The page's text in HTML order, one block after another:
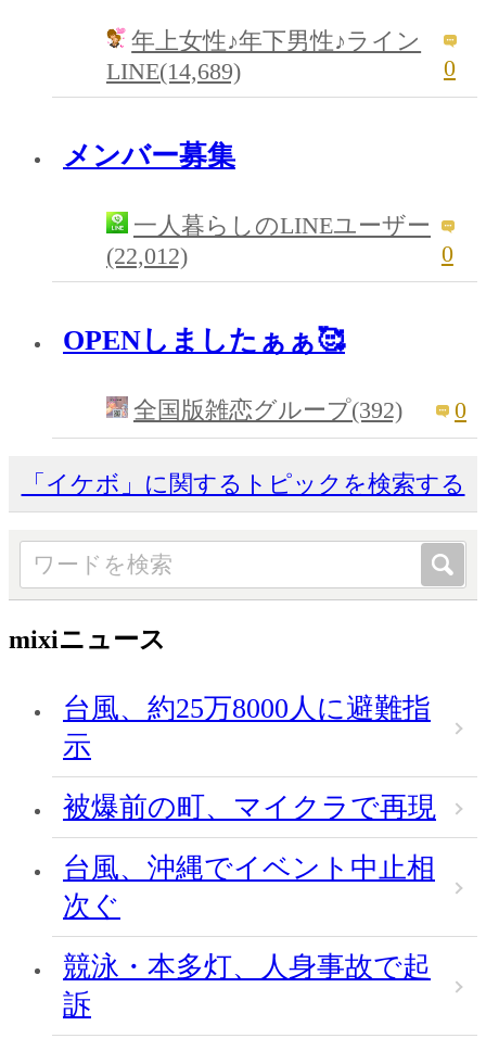
年上女性♪年下男性♪ライン
LINE(14,689)
0
メンバー募集
一人暮らしのLINEユーザー
(22,012)
0
OPENしましたぁぁ🥰
全国版雑恋グループ(392) 0
「イケボ」に関するトピックを検索する
mixiニュース
台風、約25万8000人に避難指
示
被爆前の町、マイクラで再現
台風、沖縄でイベント中止相
次ぐ
競泳・本多灯、人身事故で起
訴